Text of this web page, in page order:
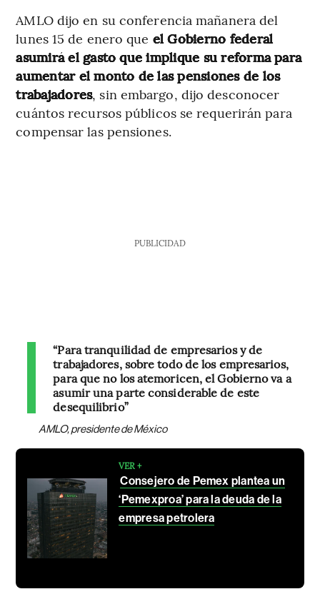
AMLO dijo en su conferencia mañanera del
lunes 15 de enero que el Gobierno federal
asumirá el gasto que implique su reforma para
aumentar el monto de las pensiones de los
trabajadores, sin embargo, dijo desconocer
cuántos recursos públicos se requerirán para
compensar las pensiones.
PUBLICIDAD
“Para tranquilidad de empresarios y de
trabajadores, sobre todo de los empresarios,
para que no los atemoricen, el Gobierno va a
asumir una parte considerable de este
desequilibrio”
AMLO, presidente de México
VER +
Consejero de Pemex plantea un
‘Pemexproa’ para la deuda de la
empresa petrolera